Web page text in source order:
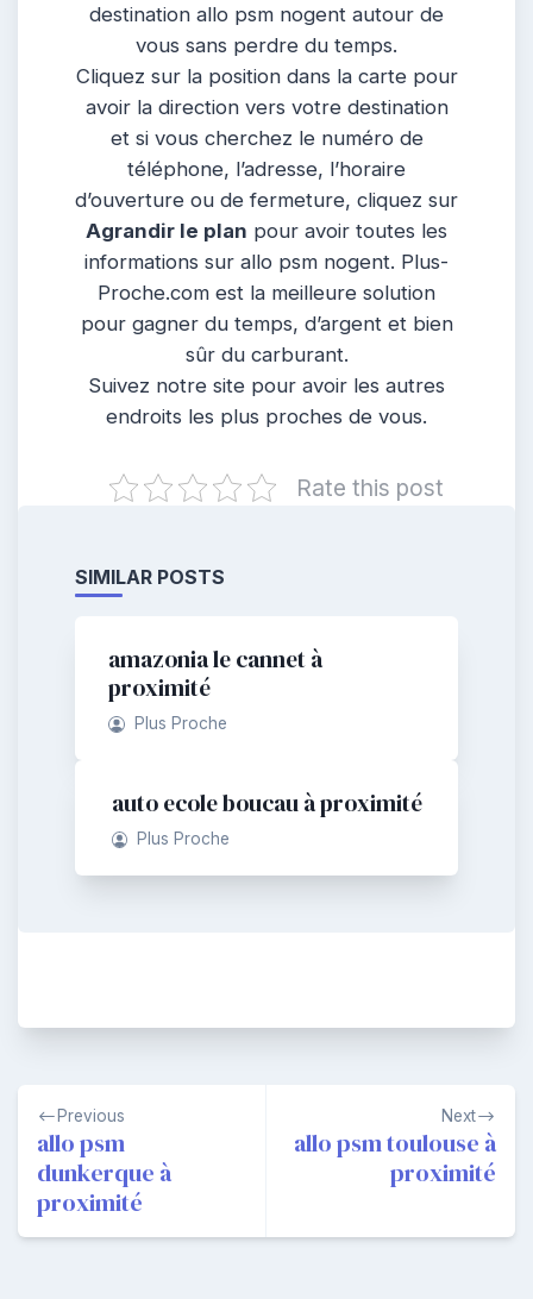
destination allo psm nogent autour de
vous sans perdre du temps.
Cliquez sur la position dans la carte pour
avoir la direction vers votre destination
et si vous cherchez le numéro de
téléphone, l’adresse, l’horaire
d’ouverture ou de fermeture, cliquez sur
Agrandir le plan pour avoir toutes les
informations sur allo psm nogent. Plus-
Proche.com est la meilleure solution
pour gagner du temps, d’argent et bien
sûr du carburant.
Suivez notre site pour avoir les autres
endroits les plus proches de vous.
Rate this post
SIMILAR POSTS
amazonia le cannet à
proximité
Plus Proche
auto ecole boucau à proximité
Plus Proche
Navigation
de
l’article
Previous
allo psm
dunkerque à
proximité
Next
allo psm toulouse à
proximité